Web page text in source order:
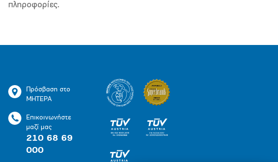
πληροφορίες.
Πρόσβαση στο
ΜΗΤΕΡΑ
Επικοινωνήστε
μαζί μας
210 68 69
000